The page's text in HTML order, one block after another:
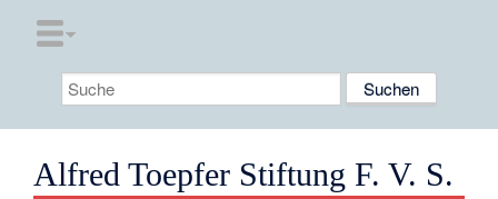
Alfred Toepfer Stiftung F. V. S.